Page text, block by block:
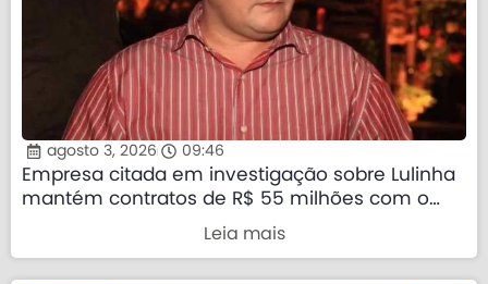
agosto 3, 2026 09:46
Empresa citada em investigação sobre Lulinha
mantém contratos de R$ 55 milhões com o
Leia mais